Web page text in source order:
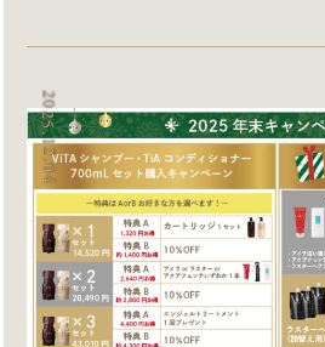
2025.12.04